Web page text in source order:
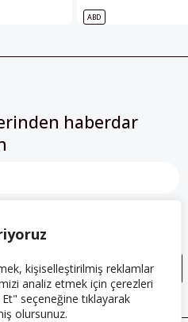
kişiselleştirilmiş reklamlar
analiz etmek için çerezleri
seçeneğine tıklayarak
olursunuz.
ABD
haberdar